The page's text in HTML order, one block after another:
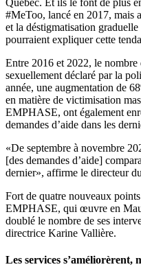
Québec. Et ils le font de plus
#MeToo, lancé en 2017, mais
et la déstigmatisation
pourraient expliquer cette
Entre 2016 et 2022, le nombre
sexuellement déclaré par la
année, une augmentation de
en matière de victimisation
EMPHASE, ont également
demandes d’aide dans les
«De septembre à novembre
[des demandes d’aide]
dernier», affirme le directeur
Fort de quatre nouveaux
EMPHASE, qui œuvre en
doublé le nombre de ses
directrice Karine Vallière.
Les services s’améliorèrent,